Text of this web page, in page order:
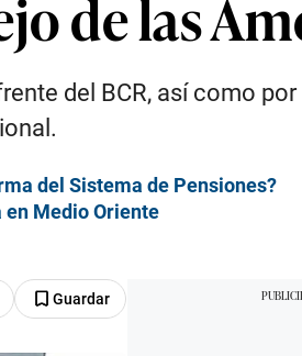
de las
del BCR, así como por
del Sistema de Pensiones?
Medio Oriente
Guardar